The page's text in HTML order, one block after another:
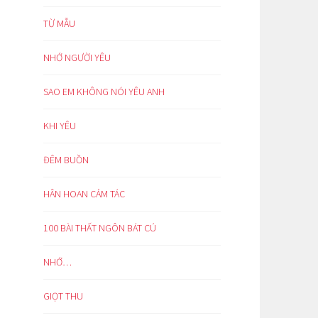
TỪ MẪU
NHỚ NGƯỜI YÊU
SAO EM KHÔNG NÓI YÊU ANH
KHI YÊU
ĐÊM BUỒN
HÂN HOAN CẢM TÁC
100 BÀI THẤT NGÔN BÁT CÚ
NHỚ…
GIỌT THU